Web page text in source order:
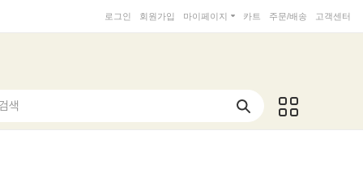
로그인 회원가입 마이페이지 카트 주문/배송 고객센터
색